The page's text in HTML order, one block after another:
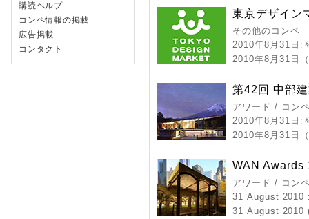
購読ヘルプ
コンペ情報の掲載
広告掲載
コンタクト
東京デザイン
その他のコンペ
2010年8月31日 :
2010年8月31日
第42回 中部
アワード / コン
2010年8月31日 :
2010年8月31日
WAN Awards
アワード / コン
31 August 2010
31 August